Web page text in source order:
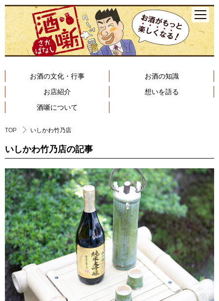
お酒の文化・行事
お酒の知識
お店紹介
想いを語る
酒噺について
TOP いしかわ竹乃店
いしかわ竹乃店の記事